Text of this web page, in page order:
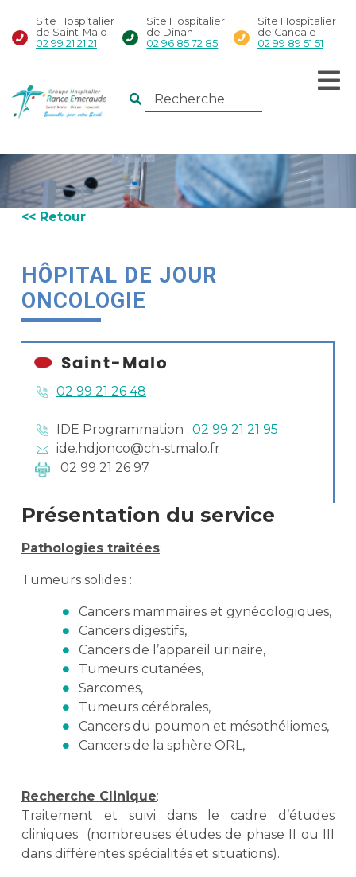
Site Hospitalier
de Saint-Malo
02 99 21 21 21
Site Hospitalier
de Dinan
02 96 85 72 85
Site Hospitalier
de Cancale
02 99 89 51 51
<< Retour
HÔPITAL DE JOUR
ONCOLOGIE
02 99 21 26 48
IDE Programmation : 02 99 21 21 95
ide.hdjonco@ch-stmalo.fr
02 99 21 26 97
Présentation du service
Pathologies traitées:
Tumeurs solides :
Cancers mammaires et gynécologiques,
Cancers digestifs,
Cancers de l’appareil urinaire,
Tumeurs cutanées,
Sarcomes,
Tumeurs cérébrales,
Cancers du poumon et mésothéliomes,
Cancers de la sphère ORL,
Recherche Clinique:
Traitement et suivi dans le cadre d’études
cliniques (nombreuses études de phase II ou III
dans différentes spécialités et situations).